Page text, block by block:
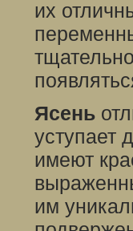
их
Ясень
уступает
имеют
им